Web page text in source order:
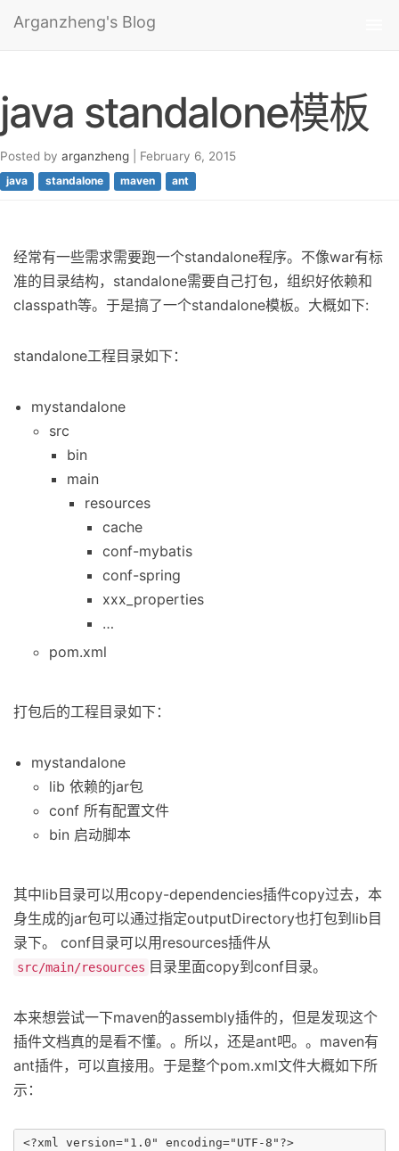
Arganzheng's Blog
java standalone模板
Posted by arganzheng | February 6, 2015
java standalone maven ant
经常有一些需求需要跑一个standalone程序。不像war有标
准的目录结构，standalone需要自己打包，组织好依赖和
classpath等。于是搞了一个standalone模板。大概如下:
standalone工程目录如下：
mystandalone
src
bin
main
resources
cache
conf-mybatis
conf-spring
xxx_properties
…
pom.xml
打包后的工程目录如下：
mystandalone
lib 依赖的jar包
conf 所有配置文件
bin 启动脚本
其中lib目录可以用copy-dependencies插件copy过去，本
身生成的jar包可以通过指定outputDirectory也打包到lib目
录下。 conf目录可以用resources插件从
src/main/resources 目录里面copy到conf目录。
本来想尝试一下maven的assembly插件的，但是发现这个
插件文档真的是看不懂。。所以，还是ant吧。。maven有
ant插件，可以直接用。于是整个pom.xml文件大概如下所
示：
<?xml version="1.0" encoding="UTF-8"?>